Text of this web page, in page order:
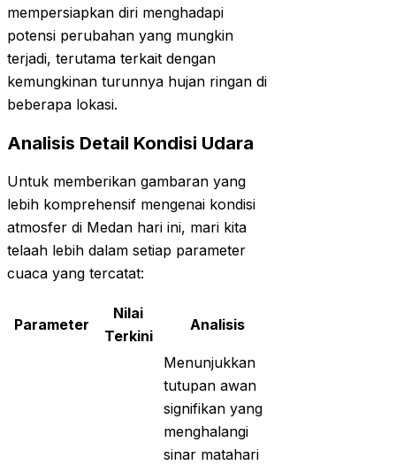
mempersiapkan diri menghadapi
potensi perubahan yang mungkin
terjadi, terutama terkait dengan
kemungkinan turunnya hujan ringan di
beberapa lokasi.
Analisis Detail Kondisi Udara
Untuk memberikan gambaran yang
lebih komprehensif mengenai kondisi
atmosfer di Medan hari ini, mari kita
telaah lebih dalam setiap parameter
cuaca yang tercatat:
Parameter
Nilai
Terkini
Analisis
Menunjukkan
tutupan awan
signifikan yang
menghalangi
sinar matahari